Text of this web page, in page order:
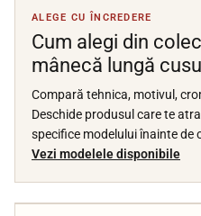
ALEGE CU ÎNCREDERE
Cum alegi din
mânecă lungă
Compară tehnica, motivul,
Deschide produsul care te
specifice modelului înainte de
Vezi modelele disponibile